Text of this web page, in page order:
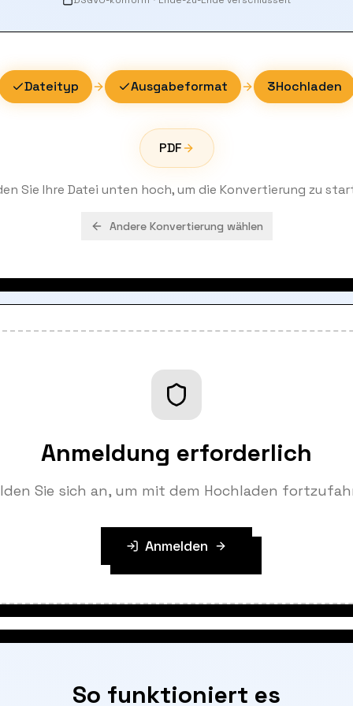
Dateityp Ausgabeformat 3Hochladen
PDF
Sie Ihre Datei unten hoch, um die Konvertierung zu
Andere Konvertierung wählen
Anmeldung erforderlich
Sie sich an, um mit dem Hochladen
Anmelden
So funktioniert es